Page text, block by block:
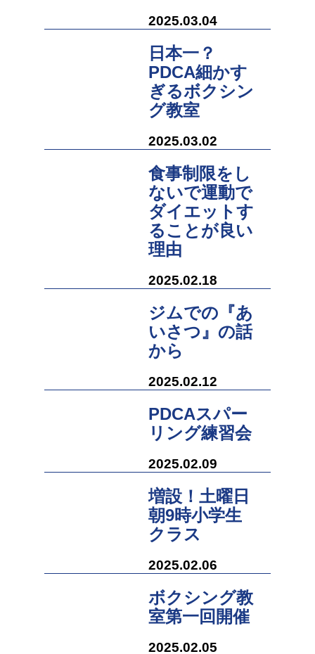
2025.03.04
日本一？
PDCA細かす
ぎるボクシン
グ教室
2025.03.02
食事制限をし
ないで運動で
ダイエットす
ることが良い
理由
2025.02.18
ジムでの『あ
いさつ』の話
から
2025.02.12
PDCAスパー
リング練習会
2025.02.09
増設！土曜日
朝9時小学生
クラス
2025.02.06
ボクシング教
室第一回開催
2025.02.05